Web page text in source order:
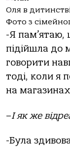
Оля в
Фото з
-Я пам’ятаю,
підійшла до
говорити
тоді, коли я
на
–І як же
-Була